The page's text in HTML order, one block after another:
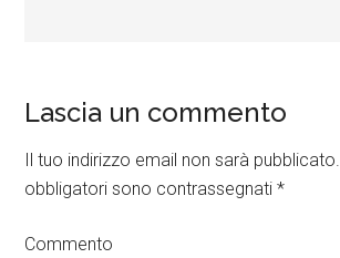
Lascia un commento
Il tuo indirizzo email non sarà pubblicato.
obbligatori sono contrassegnati*
Commento